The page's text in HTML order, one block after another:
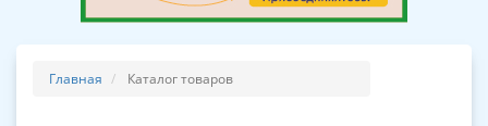
Главная Каталог товаров